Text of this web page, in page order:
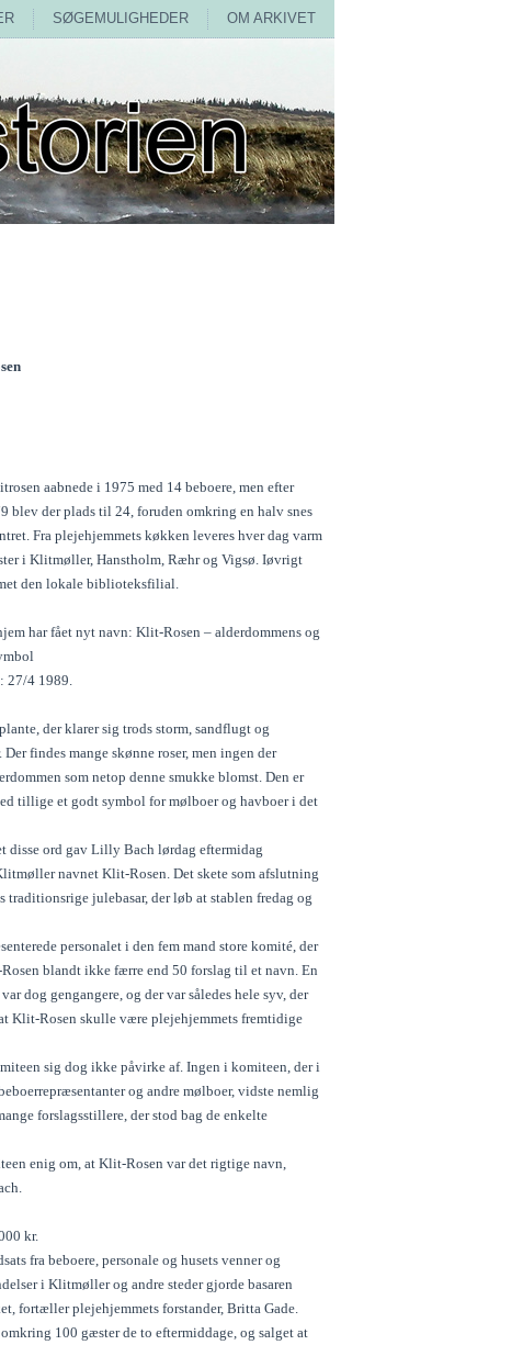
SØGEMULIGHEDER OM ARKIVET
aabnede i 1975 med 14 beboere, men efter
blev der plads til 24, foruden omkring en halv snes
Fra plejehjemmets køkken leveres hver dag varm
i Klitmøller, Hanstholm, Ræhr og Vigsø. Iøvrigt
den lokale biblioteksfilial.
har fået nyt navn: Klit-Rosen – alderdommens og
27/4 1989.
der klarer sig trods storm, sandflugt og
findes mange skønne roser, men ingen der
som netop denne smukke blomst. Den er
tillige et godt symbol for mølboer og havboer i det
disse ord gav Lilly Bach lørdag eftermidag
navnet Klit-Rosen. Det skete som afslutning
traditionsrige julebasar, der løb at stablen fredag og
personalet i den fem mand store komité, der
blandt ikke færre end 50 forslag til et navn. En
dog gengangere, og der var således hele syv, der
Klit-Rosen skulle være plejehjemmets fremtidige
sig dog ikke påvirke af. Ingen i komiteen, der i
og andre mølboer, vidste nemlig
forslagsstillere, der stod bag de enkelte
enig om, at Klit-Rosen var det rigtige navn,
kr.
fra beboere, personale og husets venner og
i Klitmøller og andre steder gjorde basaren
fortæller plejehjemmets forstander, Britta Gade.
100 gæster de to eftermiddage, og salget at